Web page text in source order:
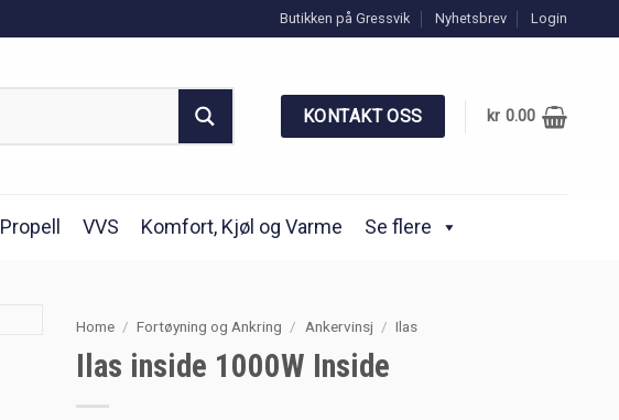
Butikken på Gressvik Nyhetsbrev Login
KONTAKT OSS kr 0.00
Propell VVS Komfort, Kjøl og Varme Se flere
Home / Fortøyning og Ankring / Ankervinsj / Ilas
Ilas inside 1000W Inside